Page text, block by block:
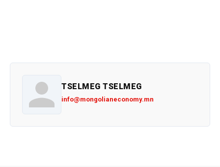
TSELMEG TSELMEG
info@mongolianeconomy.mn